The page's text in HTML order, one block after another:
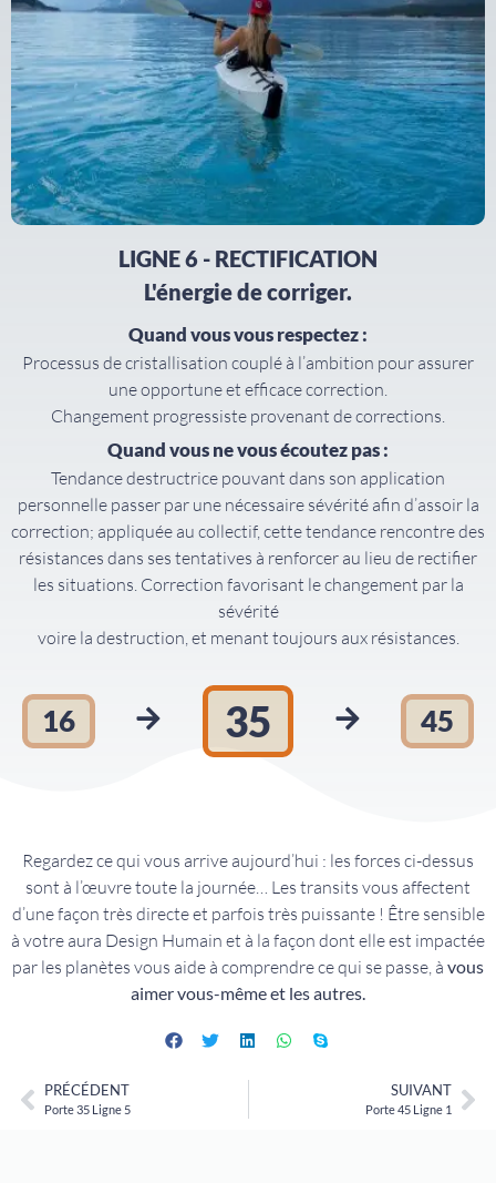
LIGNE 6 - RECTIFICATION
L'énergie de corriger.
Quand vous vous respectez :
Processus de cristallisation couplé à l’ambition pour assurer
une opportune et efficace correction.
Changement progressiste provenant de corrections.
Quand vous ne vous écoutez pas :
Tendance destructrice pouvant dans son application
personnelle passer par une nécessaire sévérité afin d’assoir la
correction; appliquée au collectif, cette tendance rencontre des
résistances dans ses tentatives à renforcer au lieu de rectifier
les situations. Correction favorisant le changement par la
sévérité
voire la destruction, et menant toujours aux résistances.
16 35 45
Regardez ce qui vous arrive aujourd’hui : les forces ci-dessus
sont à l’œuvre toute la journée… Les transits vous affectent
d’une façon très directe et parfois très puissante ! Être sensible
à votre aura Design Humain et à la façon dont elle est impactée
par les planètes vous aide à comprendre ce qui se passe, à vous
aimer vous-même et les autres.
PRÉCÉDENT
Porte 35 Ligne 5
SUIVANT
Porte 45 Ligne 1